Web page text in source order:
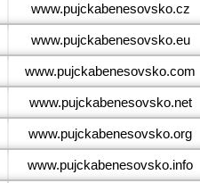
www.pujckabenesovsko.cz
www.pujckabenesovsko.eu
www.pujckabenesovsko.com
www.pujckabenesovsko.net
www.pujckabenesovsko.org
www.pujckabenesovsko.info